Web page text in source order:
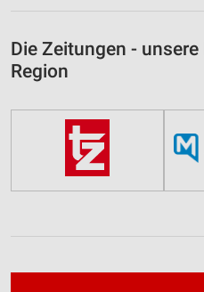
Die Zeitungen -
Region